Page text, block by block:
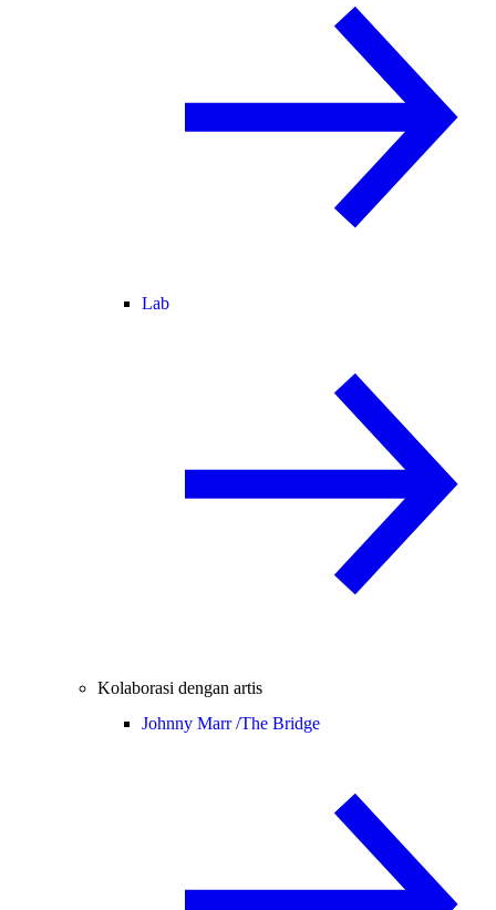
Lab
Kolaborasi dengan artis
Johnny Marr /The Bridge